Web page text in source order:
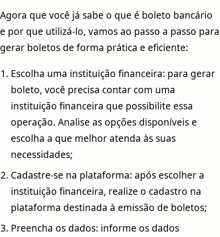
Agora que você já sabe o que é boleto bancário
e por que utilizá-lo, vamos ao passo a passo para
gerar boletos de forma prática e eficiente:
Escolha uma instituição financeira: para gerar
boleto, você precisa contar com uma
instituição financeira que possibilite essa
operação. Analise as opções disponíveis e
escolha a que melhor atenda às suas
necessidades;
Cadastre-se na plataforma: após escolher a
instituição financeira, realize o cadastro na
plataforma destinada à emissão de boletos;
Preencha os dados: informe os dados